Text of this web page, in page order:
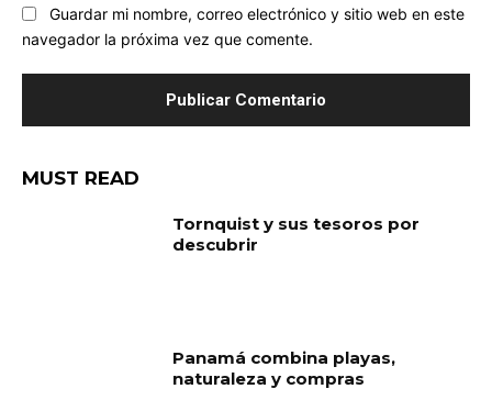
Guardar mi nombre, correo electrónico y sitio web en este
navegador la próxima vez que comente.
MUST READ
Tornquist y sus tesoros por
descubrir
Panamá combina playas,
naturaleza y compras